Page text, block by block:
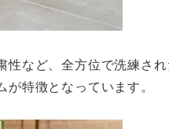
性など、全方位で洗練さ
特徴となっています。